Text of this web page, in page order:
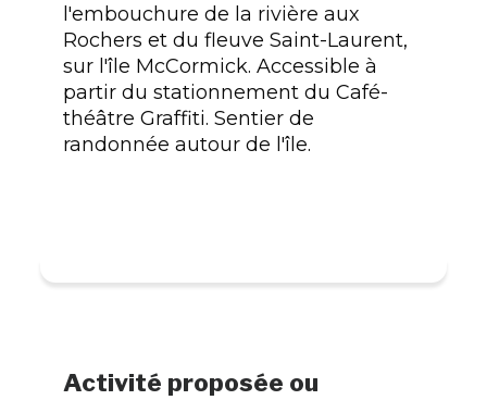
l'embouchure de la rivière aux
Rochers et du fleuve Saint-Laurent,
sur l'île McCormick. Accessible à
partir du stationnement du Café-
théâtre Graffiti. Sentier de
randonnée autour de l'île.
Activité proposée ou